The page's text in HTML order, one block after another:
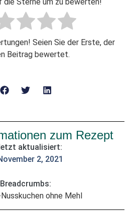
die Sterne um zu bewerten!
Seien Sie der Erste, der
Beitrag bewertet.
zum Rezept
aktualisiert:
2, 2021
Breadcrumbs:
ohne Mehl